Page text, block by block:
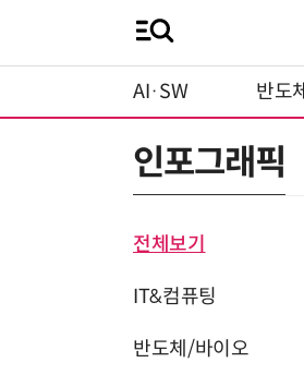
AI·SW 반도체
인포그래픽
전체보기
IT&컴퓨팅
반도체/바이오